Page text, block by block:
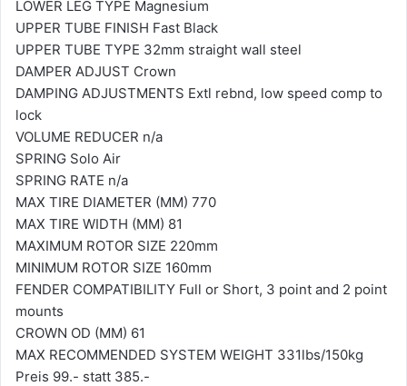
LOWER LEG TYPE Magnesium
UPPER TUBE FINISH Fast Black
UPPER TUBE TYPE 32mm straight wall steel
DAMPER ADJUST Crown
DAMPING ADJUSTMENTS Extl rebnd, low speed comp to
lock
VOLUME REDUCER n/a
SPRING Solo Air
SPRING RATE n/a
MAX TIRE DIAMETER (MM) 770
MAX TIRE WIDTH (MM) 81
MAXIMUM ROTOR SIZE 220mm
MINIMUM ROTOR SIZE 160mm
FENDER COMPATIBILITY Full or Short, 3 point and 2 point
mounts
CROWN OD (MM) 61
MAX RECOMMENDED SYSTEM WEIGHT 331lbs/150kg
Preis 99.- statt 385.-